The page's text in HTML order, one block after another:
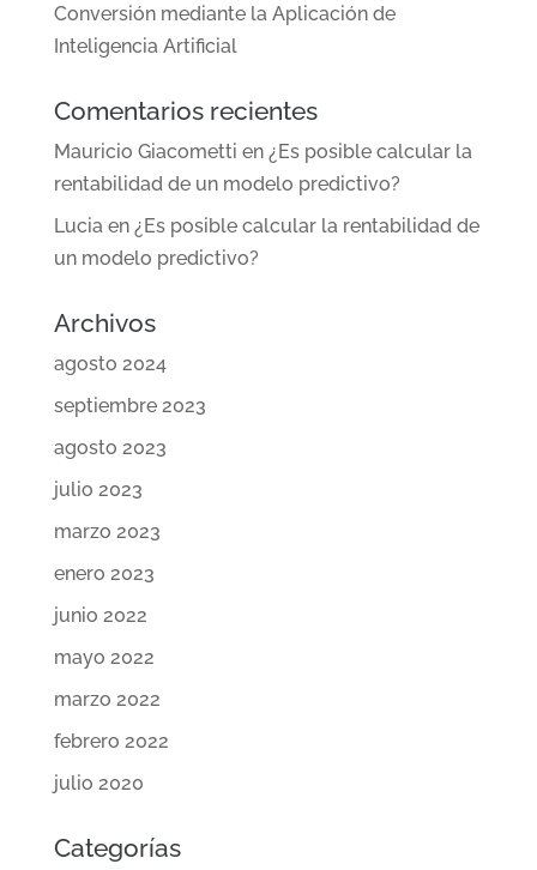
Conversión mediante la Aplicación de
Inteligencia Artificial
Comentarios recientes
Mauricio Giacometti en ¿Es posible calcular la
rentabilidad de un modelo predictivo?
Lucia en ¿Es posible calcular la rentabilidad de
un modelo predictivo?
Archivos
agosto 2024
septiembre 2023
agosto 2023
julio 2023
marzo 2023
enero 2023
junio 2022
mayo 2022
marzo 2022
febrero 2022
julio 2020
Categorías